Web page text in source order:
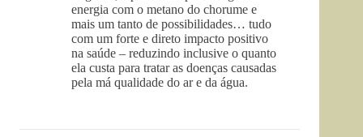
energia com o metano do chorume e
mais um tanto de possibilidades… tudo
com um forte e direto impacto positivo
na saúde – reduzindo inclusive o quanto
ela custa para tratar as doenças causadas
pela má qualidade do ar e da água.